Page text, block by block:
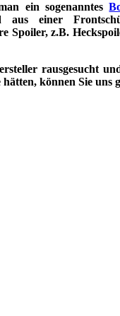
ein sogenanntes
aus einer
Spoiler, z.B.
rausgesucht
können Sie uns